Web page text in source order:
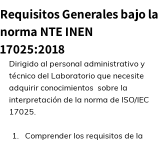
Requisitos Generales bajo la
norma NTE INEN
17025:2018
Dirigido al personal administrativo y
técnico del Laboratorio que necesite
adquirir conocimientos  sobre la
interpretación de la norma de ISO/IEC
17025.
Comprender los requisitos de la